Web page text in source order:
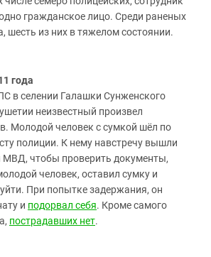
гражданское лицо. Среди раненых
шесть из них в тяжелом состоянии.
года
в селении Галашки Сунженского
неизвестный произвел
Молодой человек с сумкой шёл по
полиции. К нему навстречу вышли
МВД, чтобы проверить документы,
человек, оставил сумку и
При попытке задержания, он
и подорвал себя. Кроме самого
пострадавших нет.